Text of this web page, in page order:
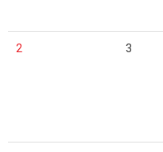
2 3